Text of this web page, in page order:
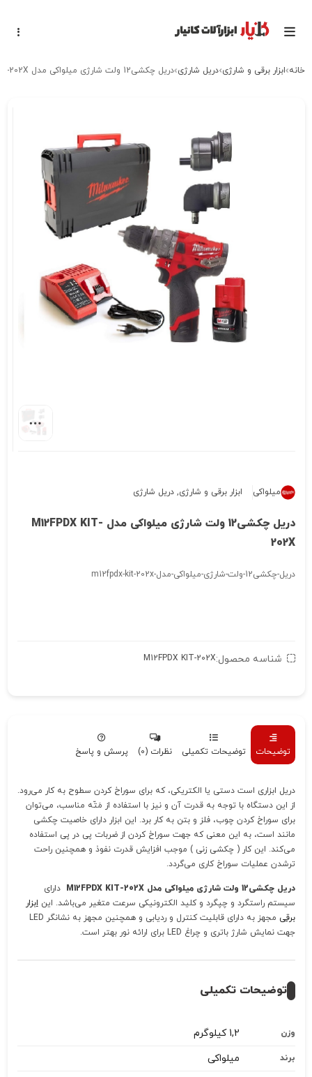
خانه ابزار برقی و شارژی دریل شارژی دریل چکشی12 ولت شارژی میلواکی مدل M12FPDX KIT-202X
میلواکی ابزار برقی و شارژی,دریل شارژی
دریل چکشی12 ولت شارژی میلواکی مدل M12FPDX KIT-
202X
دریل-چکشی12-ولت-شارژی-میلواکی-مدل-m12fpdx-kit-202x
شناسه محصول:M12FPDX KIT-202X
توضیحات توضیحات تکمیلی نظرات (0) پرسش و پاسخ
دریل ابزاری است دستی یا الکتریکی، که برای سوراخ کردن سطوح به کار می‌رود.
از این دستگاه با توجه به قدرت آن و نیز با استفاده از مَتّه مناسب، می‌توان
برای سوراخ کردن چوب، فلز و بتن به کار برد. این ابزار دارای خاصیت چکشی
مانند است، به این معنی که جهت سوراخ کردن از ضربات پی در پی استفاده
می‌کند. این کار ( چکشی زنی ) موجب افزایش قدرت نفوذ و همچنین راحت
ترشدن عملیات سوراخ کاری می‌گردد.
دریل چکشی12 ولت شارژی میلواکی مدل M12FPDX KIT-202X
دارای
سیستم راستگرد و چپگرد و کلید الکترونیکی سرعت متغیر می‌باشد. این ابزار
برقی
مجهز به دارای قابلیت کنترل و ردیابی و همچنین مجهز به نشانگر LED
جهت نمایش شارژ باتری و چراغ LED برای ارائه نور بهتر است.
توضیحات تکمیلی
وزن 1,2 کیلوگرم
برند میلواکی